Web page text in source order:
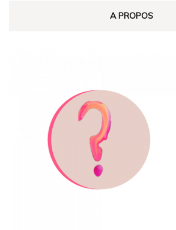
A PROPOS